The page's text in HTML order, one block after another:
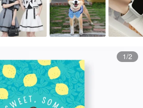
1/2